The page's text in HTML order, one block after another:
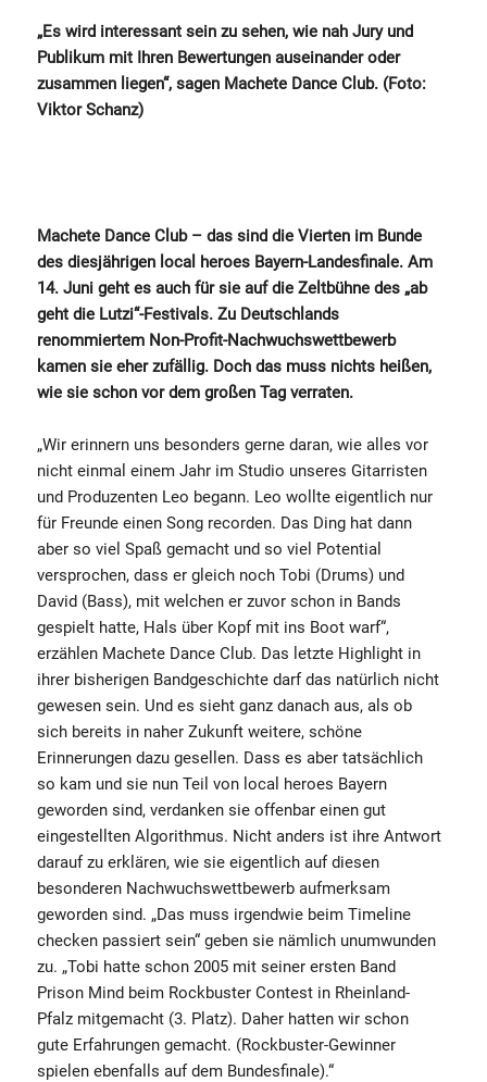
„Es wird interessant sein zu sehen, wie nah Jury und
Publikum mit Ihren Bewertungen auseinander oder
zusammen liegen“, sagen Machete Dance Club. (Foto:
Viktor Schanz)
Machete Dance Club – das sind die Vierten im Bunde
des diesjährigen local heroes Bayern-Landesfinale. Am
14. Juni geht es auch für sie auf die Zeltbühne des „ab
geht die Lutzi“-Festivals. Zu Deutschlands
renommiertem Non-Profit-Nachwuchswettbewerb
kamen sie eher zufällig. Doch das muss nichts heißen,
wie sie schon vor dem großen Tag verraten.
„Wir erinnern uns besonders gerne daran, wie alles vor
nicht einmal einem Jahr im Studio unseres Gitarristen
und Produzenten Leo begann. Leo wollte eigentlich nur
für Freunde einen Song recorden. Das Ding hat dann
aber so viel Spaß gemacht und so viel Potential
versprochen, dass er gleich noch Tobi (Drums) und
David (Bass), mit welchen er zuvor schon in Bands
gespielt hatte, Hals über Kopf mit ins Boot warf“,
erzählen Machete Dance Club. Das letzte Highlight in
ihrer bisherigen Bandgeschichte darf das natürlich nicht
gewesen sein. Und es sieht ganz danach aus, als ob
sich bereits in naher Zukunft weitere, schöne
Erinnerungen dazu gesellen. Dass es aber tatsächlich
so kam und sie nun Teil von local heroes Bayern
geworden sind, verdanken sie offenbar einen gut
eingestellten Algorithmus. Nicht anders ist ihre Antwort
darauf zu erklären, wie sie eigentlich auf diesen
besonderen Nachwuchswettbewerb aufmerksam
geworden sind. „Das muss irgendwie beim Timeline
checken passiert sein“ geben sie nämlich unumwunden
zu. „Tobi hatte schon 2005 mit seiner ersten Band
Prison Mind beim Rockbuster Contest in Rheinland-
Pfalz mitgemacht (3. Platz). Daher hatten wir schon
gute Erfahrungen gemacht. (Rockbuster-Gewinner
spielen ebenfalls auf dem Bundesfinale).“